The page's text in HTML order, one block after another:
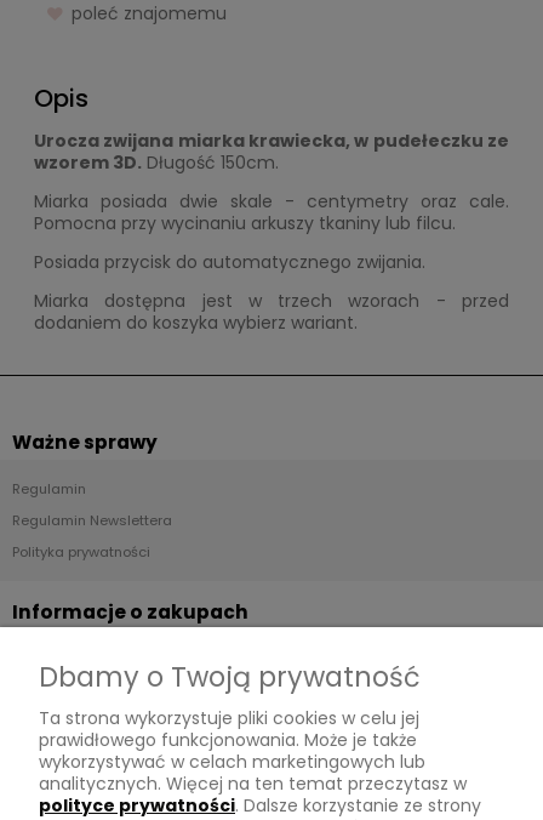
poleć znajomemu
Opis
Urocza zwijana miarka krawiecka, w pudełeczku ze
wzorem 3D. Długość 150cm.
Miarka posiada dwie skale - centymetry oraz cale.
Pomocna przy wycinaniu arkuszy tkaniny lub filcu.
Posiada przycisk do automatycznego zwijania.
Miarka dostępna jest w trzech wzorach - przed
dodaniem do koszyka wybierz wariant.
Ważne sprawy
Regulamin
Regulamin Newslettera
Polityka prywatności
Informacje o zakupach
Płatności
Zwroty
Tu mnie znajdziesz
Dbamy o Twoją prywatność
Ta strona wykorzystuje pliki cookies w celu jej
prawidłowego funkcjonowania. Może je także
wykorzystywać w celach marketingowych lub
analitycznych. Więcej na ten temat przeczytasz w
polityce prywatności. Dalsze korzystanie ze strony